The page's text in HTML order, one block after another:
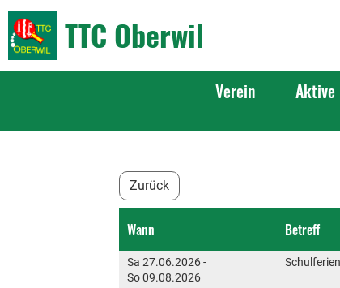
TTC Oberwil
Verein Aktive
Zurück
Wann Betreff
Sa 27.06.2026 -
So 09.08.2026
Schulferien